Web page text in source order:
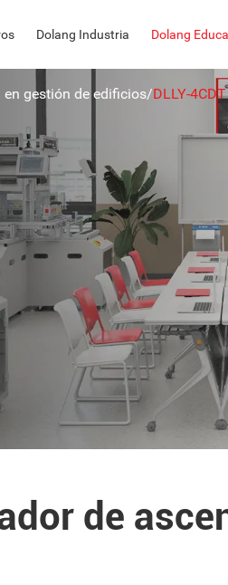
Dolang Industria Dolang
gestión de edificios/DLLY-
de